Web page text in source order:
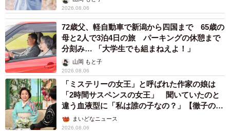
他方、20代～40代の子どもがいる人に、「自身の子どもに
生殖や性に関する教育をした経験」について聞いたとこ
ろ、「性教育をしたことがある」と答えた割合は、20代が
8.0％、30代が8.7％、40代が8.6％といずれも10％に満たな
いことがわかりました。
◇ ◇
2026.08.06
72歳父、軽自動車で新潟から四国まで 65歳の
母と2人で3泊4日の旅 パーキングの休憩まで
分刻み… 「大学生でも組まねえよ！」
山岡 もと子
2026.08.06
「ミステリーの女王」と呼ばれた作家の娘は
「2時間サスペンスの女王」 聞いていたのと
違う血液型に「私は誰の子なの？」【徹子の部
屋】まいどなニュース
2026.08.06